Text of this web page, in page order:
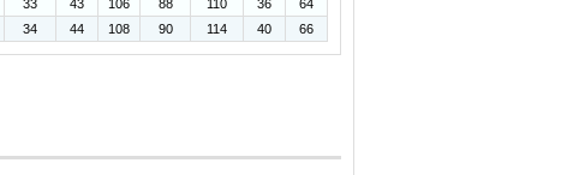
33 43 106 88 110 36
64
34 44 108 90 114 40 66